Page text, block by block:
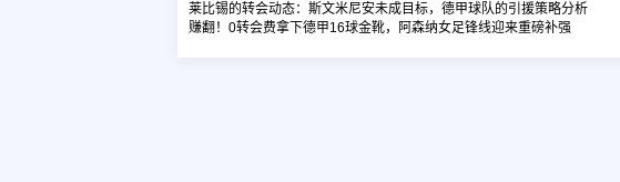
莱比锡的转会动态：斯文米尼安未成目标，德甲球队的引援策略分析
赚翻！0转会费拿下德甲16球金靴，阿森纳女足锋线迎来重磅补强